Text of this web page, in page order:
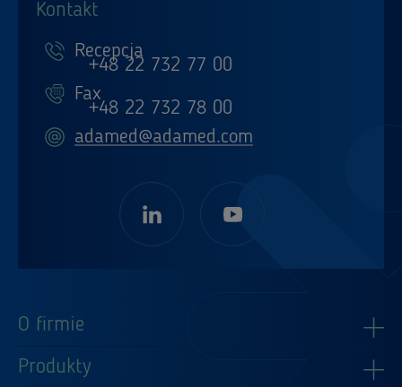
O firmie
Produkty
Kontakt
Recepcja
+48 22 732 77 00
Fax
+48 22 732 78 00
adamed@adamed.com